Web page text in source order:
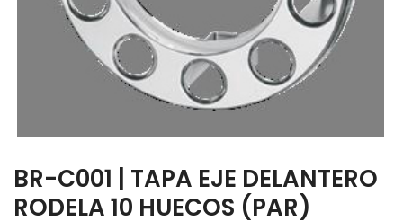
BR-C001 | TAPA EJE DELANTERO
RODELA 10 HUECOS (PAR)